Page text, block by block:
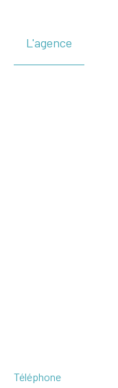
L'agence
Téléphone